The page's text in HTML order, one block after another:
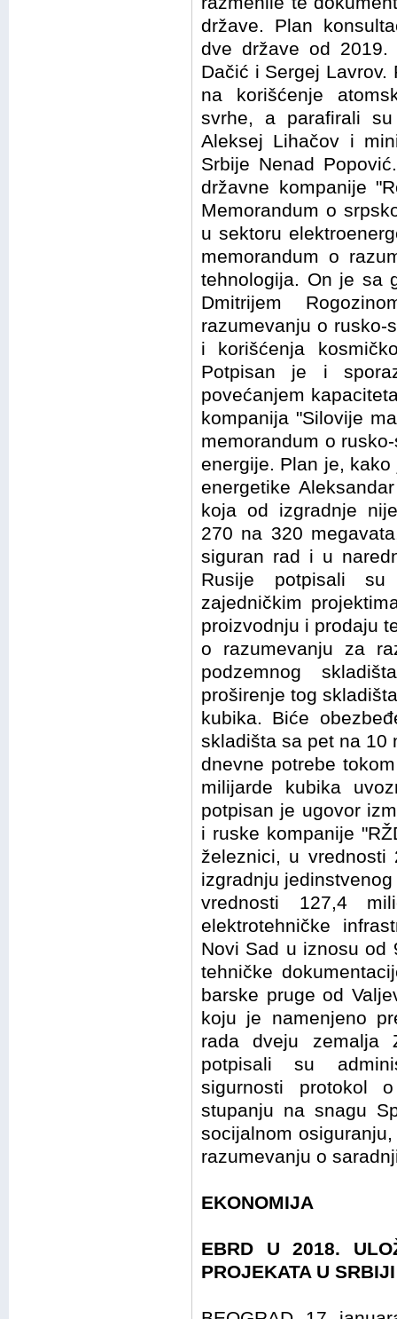
države. Plan
dve države od
Dačić i Sergej
na korišćenje
svrhe, a parafirali
Aleksej Lihačov i
Srbije Nenad
državne kompanije
Memorandum o
u sektoru
memorandum o
tehnologija. On je sa
Dmitrijem
razumevanju o rusko-
i korišćenja
Potpisan je i
povećanjem
kompanija "Silovije
memorandum o
energije. Plan je,
energetike
koja od izgradnje
270 na 320
siguran rad i u
Rusije potpisali
zajedničkim
proizvodnju i prodaju
o razumevanju za
podzemnog
proširenje tog
kubika. Biće
skladišta sa pet na 10
dnevne potrebe
milijarde kubika
potpisan je ugovor
i ruske kompanije
železnici, u vrednosti
izgradnju
vrednosti 127,4
elektrotehničke
Novi Sad u iznosu od
tehničke
barske pruge od
koju je namenjeno
rada dveju zemalja
potpisali su
sigurnosti protokol
stupanju na snagu
socijalnom
razumevanju o
EKONOMIJA
EBRD U 2018.
PROJEKATA U SRBIJI